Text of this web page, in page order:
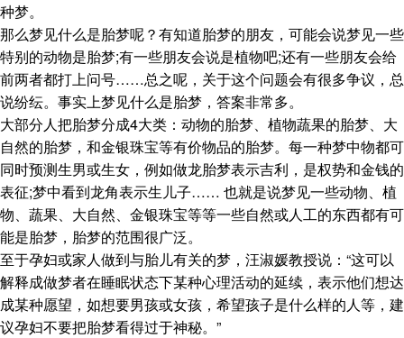
种梦。
那么梦见什么是胎梦呢？有知道胎梦的朋友，可能会说梦见一些
特别的动物是胎梦;有一些朋友会说是植物吧;还有一些朋友会给
前两者都打上问号……总之呢，关于这个问题会有很多争议，总
说纷纭。事实上梦见什么是胎梦，答案非常多。
大部分人把胎梦分成4大类：动物的胎梦、植物蔬果的胎梦、大
自然的胎梦，和金银珠宝等有价物品的胎梦。每一种梦中物都可
同时预测生男或生女，例如做龙胎梦表示吉利，是权势和金钱的
表征;梦中看到龙角表示生儿子…… 也就是说梦见一些动物、植
物、蔬果、大自然、金银珠宝等等一些自然或人工的东西都有可
能是胎梦，胎梦的范围很广泛。
至于孕妇或家人做到与胎儿有关的梦，汪淑媛教授说：“这可以
解释成做梦者在睡眠状态下某种心理活动的延续，表示他们想达
成某种愿望，如想要男孩或女孩，希望孩子是什么样的人等，建
议孕妇不要把胎梦看得过于神秘。”